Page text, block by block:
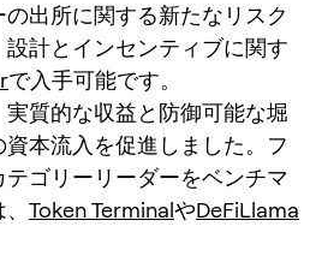
出所に関する新たなリスク
計とインセンティブに関す
で入手可能です。
質的な収益と防御可能な堀
本流入を促進しました。フ
テゴリーリーダーをベンチマ
Token TerminalやDeFiLlama